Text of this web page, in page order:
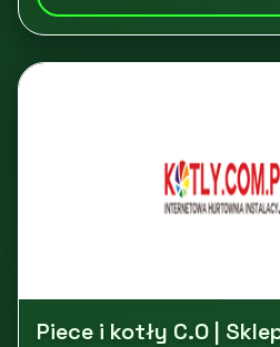
Piece i kotły C.O |